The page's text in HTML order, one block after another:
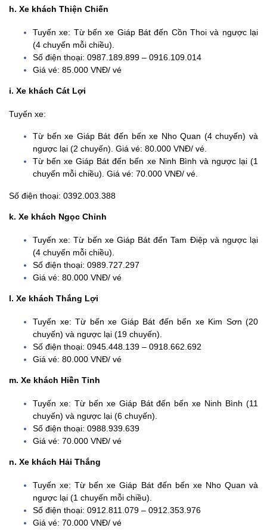
h. Xe khách Thiện Chiến
Tuyến xe: Từ bến xe Giáp Bát đến Cồn Thoi và ngược lại
(4 chuyến mỗi chiều).
Số điện thoại: 0987.189.899 – 0916.109.014
Giá vé: 85.000 VNĐ/ vé
i. Xe khách Cát Lợi
Tuyến xe:
Từ bến xe Giáp Bát đến bến xe Nho Quan (4 chuyến) và
ngược lại (2 chuyến). Giá vé: 80.000 VNĐ/ vé.
Từ bến xe Giáp Bát đến bến xe Ninh Bình và ngược lại (1
chuyến mỗi chiều). Giá vé: 70.000 VNĐ/ vé.
Số điện thoại: 0392.003.388
k. Xe khách Ngọc Chỉnh
Tuyến xe: Từ bến xe Giáp Bát đến Tam Điệp và ngược lại
(4 chuyến mỗi chiều).
Số điện thoại: 0989.727.297
Giá vé: 80.000 VNĐ/ vé
l. Xe khách Thắng Lợi
Tuyến xe: Từ bến xe Giáp Bát đến bến xe Kim Sơn (20
chuyến) và ngược lại (19 chuyến).
Số điện thoại: 0945.448.139 – 0918.662.692
Giá vé: 80.000 VNĐ/ vé
m. Xe khách Hiền Tỉnh
Tuyến xe: Từ bến xe Giáp Bát đến bến xe Ninh Bình (11
chuyến) và ngược lại (6 chuyến).
Số điện thoại: 0988.939.639
Giá vé: 70.000 VNĐ/ vé
n. Xe khách Hải Thắng
Tuyến xe: Từ bến xe Giáp Bát đến bến xe Nho Quan và
ngược lại (1 chuyến mỗi chiều).
Số điện thoại: 0912.811.079 – 0912.353.976
Giá vé: 70.000 VNĐ/ vé